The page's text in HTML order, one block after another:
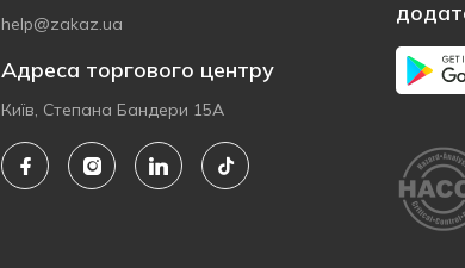
help@zakaz.ua
Адреса торгового центру
Київ, Степана Бандери 15А